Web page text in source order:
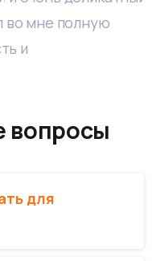
во мне полную
и
вопросы
для